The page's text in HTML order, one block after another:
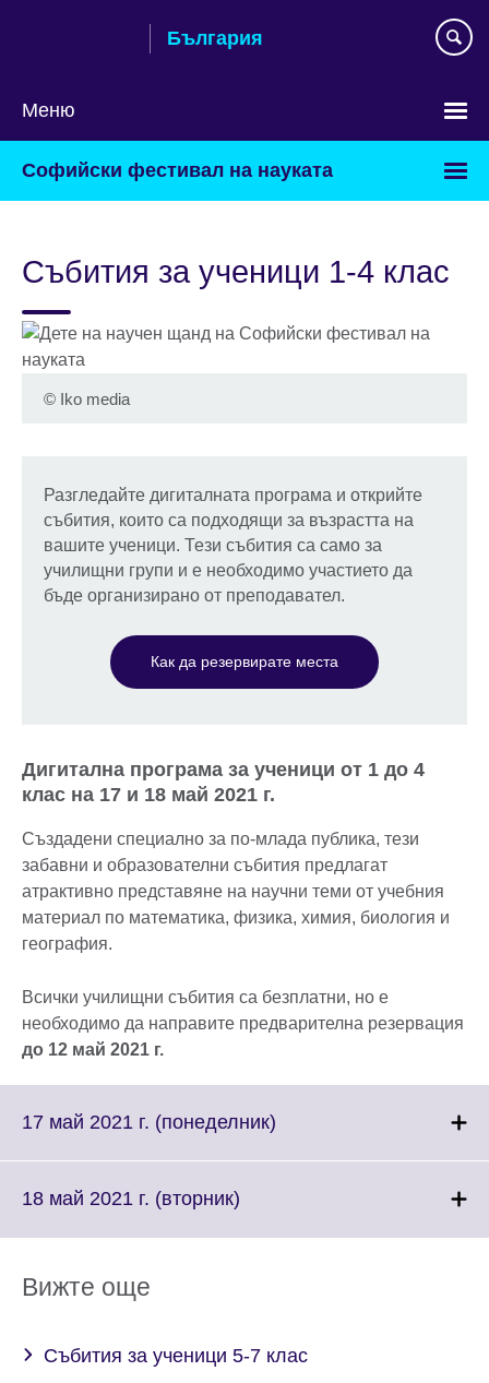
България
Меню
език
Софийски фестивал на науката
Събития за ученици 1-4 клас
© Iko media
Разгледайте дигиталната програма и открийте
събития, които са подходящи за възрастта на
вашите ученици. Тези събития са само за
училищни групи и е необходимо участието да
бъде организирано от преподавател.
Как да резервирате места
Дигитална програма за ученици от 1 до 4
клас на 17 и 18 май 2021 г.
Създадени специално за по-млада публика, тези
забавни и образователни събития предлагат
атрактивно представяне на научни теми от учебния
материал по математика, физика, химия, биология и
география.
Всички училищни събития са безплатни, но е
необходимо да направите предварителна резервация
до 12 май 2021 г.
17 май 2021 г. (понеделник)
18 май 2021 г. (вторник)
Вижте още
Събития за ученици 5-7 клас